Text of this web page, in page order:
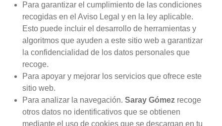
Para garantizar el cumplimiento de las condiciones
recogidas en el Aviso Legal y en la ley aplicable.
Esto puede incluir el desarrollo de herramientas y
algoritmos que ayuden a este sitio web a garantizar
la confidencialidad de los datos personales que
recoge.
Para apoyar y mejorar los servicios que ofrece este
sitio web.
Para analizar la navegación. Saray Gómez recoge
otros datos no identificativos que se obtienen
mediante el uso de cookies que se descargan en tu